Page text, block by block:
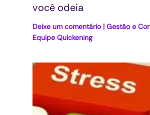
você odeia
Deixe um comentário | Gestão e
Equipe Quickening